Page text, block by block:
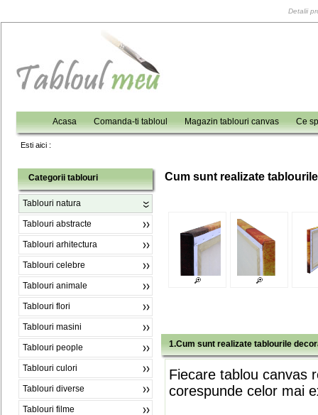
Detalii
Acasa Comanda-ti tabloul Magazin tablouri canvas Ce
Esti aici :
Categorii tablouri
Tablouri natura
Tablouri abstracte
Tablouri arhitectura
Tablouri celebre
Tablouri animale
Tablouri flori
Tablouri masini
Tablouri people
Tablouri culori
Tablouri diverse
Tablouri filme
Cum sunt realizate
1.Cum sunt realizate tablourile
Fiecare tablou canvas
corespunde celor mai